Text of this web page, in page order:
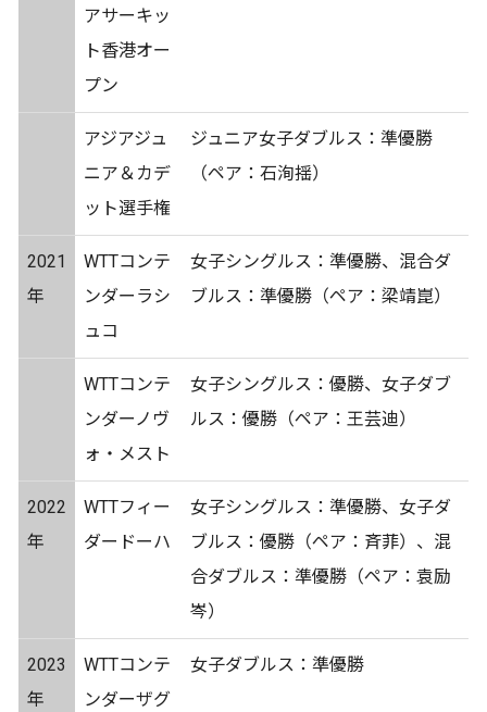
アサーキッ
ト香港オー
プン
アジアジュ
ニア＆カデ
ット選手権
ジュニア女子ダブルス：準優勝
（ペア：石洵揺）
2021
年
WTTコンテ
ンダーラシ
ュコ
女子シングルス：準優勝、混合ダ
ブルス：準優勝（ペア：梁靖崑）
WTTコンテ
ンダーノヴ
ォ・メスト
女子シングルス：優勝、女子ダブ
ルス：優勝（ペア：王芸迪）
2022
年
WTTフィー
ダードーハ
女子シングルス：準優勝、女子ダ
ブルス：優勝（ペア：斉菲）、混
合ダブルス：準優勝（ペア：袁励
岑）
2023
年
WTTコンテ
ンダーザグ
女子ダブルス：準優勝